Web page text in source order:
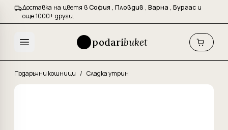
Доставка на цветя вСофия , Пловдив , Варна , Бургас и
още 1000+ други.
podaribuket
Подаръчни кошници / Сладка утрин